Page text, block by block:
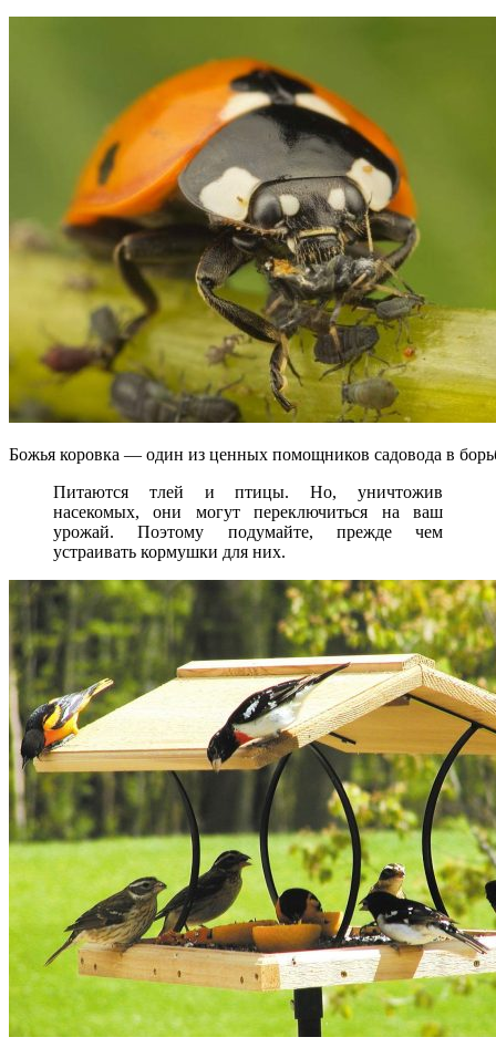
Божья коровка — один из ценных помощников садовода в
Питаются тлей и птицы. Но, уничтожив
насекомых, они могут переключиться на ваш
урожай. Поэтому подумайте, прежде чем
устраивать кормушки для них.